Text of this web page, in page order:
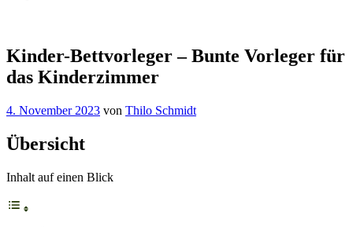
Kinder-Bettvorleger – Bunte Vorleger für
das Kinderzimmer
4. November 2023 von Thilo Schmidt
Übersicht
Inhalt auf einen Blick